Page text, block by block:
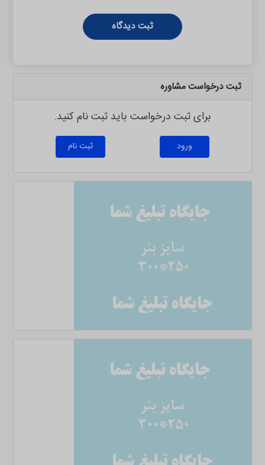
ثبت دیدگاه
ثبت درخواست مشاوره
برای ثبت درخواست باید ثبت نام کنید.
ورود ثبت نام